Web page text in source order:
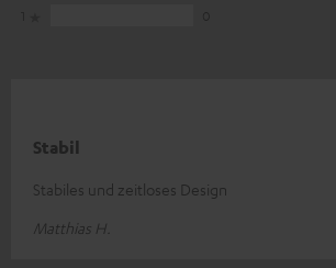
Stabil
Stabiles und zeitloses Design
Matthias H.